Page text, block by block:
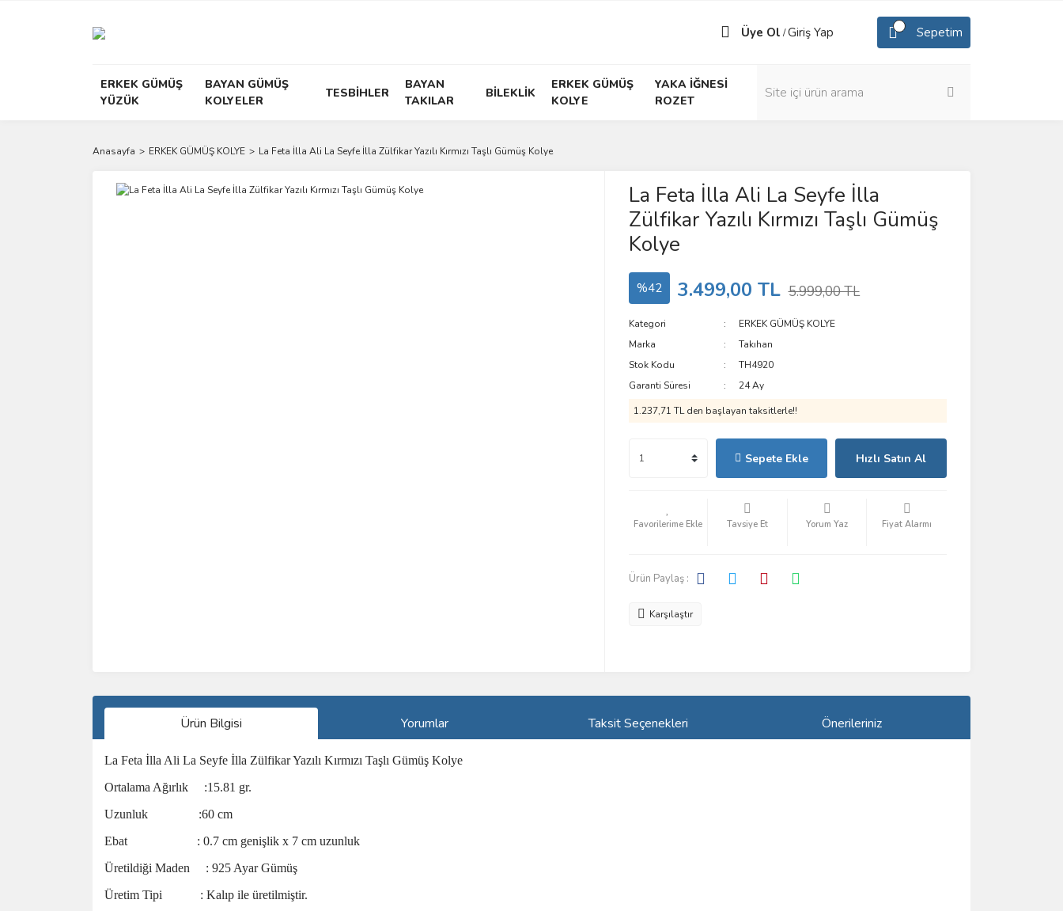
Üye Ol /Giriş Yap Sepetim
ERKEK GÜMÜŞ
YÜZÜK
BAYAN GÜMÜŞ
KOLYELER
TESBİHLER
BAYAN
TAKILAR
BİLEKLİK
ERKEK GÜMÜŞ
KOLYE
YAKA İĞNESİ
ROZET
Anasayfa ERKEK GÜMÜŞ KOLYE La Feta İlla Ali La Seyfe İlla Zülfikar Yazılı Kırmızı Taşlı Gümüş Kolye
La Feta İlla Ali La Seyfe İlla
Zülfikar Yazılı Kırmızı Taşlı Gümüş
Kolye
%42 3.499,00 TL 5.999,00 TL
Kategori
ERKEK GÜMÜŞ KOLYE
Marka
Takıhan
Stok Kodu
TH4920
Garanti Süresi
24 Ay
1.237,71 TL den başlayan taksitlerle!!
Sepete Ekle Hızlı Satın Al
Tavsiye Et Yorum Yaz Fiyat Alarmı
Ürün Paylaş :
Karşılaştır
Ürün Bilgisi Yorumlar Taksit Seçenekleri Önerileriniz
La Feta İlla Ali La Seyfe İlla Zülfikar Yazılı Kırmızı Taşlı Gümüş Kolye
Ortalama Ağırlık :15.81 gr.
Uzunluk :60 cm
Ebat : 0.7 cm genişlik x 7 cm uzunluk
Üretildiği Maden : 925 Ayar Gümüş
Üretim Tipi : Kalıp ile üretilmiştir.